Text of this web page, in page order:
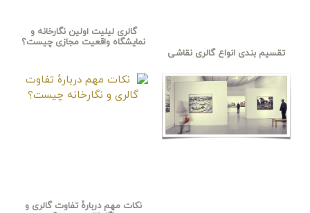
تقسیم بندی انواع گالری نقاشی
گالری لیلیت اولین نگارخانه و
نمایشگاه واقعیت مجازی چیست؟
نکات مهم دربارهٔ تفاوت گالری و